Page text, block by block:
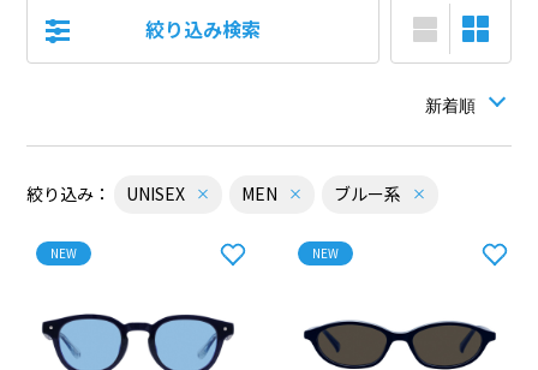
絞り込み検索
絞り込み： UNISEX MEN ブルー系
NEW NEW